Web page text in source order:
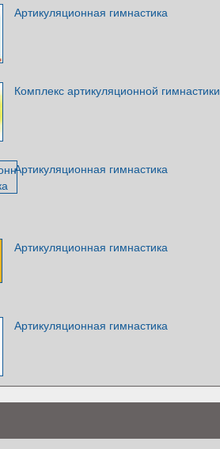
Артикуляционная гимнастика
Комплекс артикуляционной гимнастики
Артикуляционная гимнастика
Артикуляционная гимнастика
Артикуляционная гимнастика